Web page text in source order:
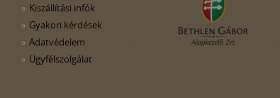
Kiszállítási infók
Gyakori kérdések
Adatvédelem
Ügyfélszolgálat